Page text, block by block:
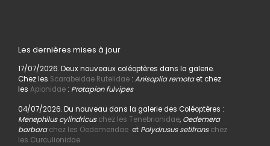
Les dernières mises à jour
17/07/2026. Deux nouveaux coléoptères dans la galerie.
Chez les Scarabeidae Rutelidae: Anisoplia remotaet chez
les Apionidae: Protapion fulvipes
04/07/2026. Du nouveau dans la galerie des Coléoptères :
Menephilus cylindricus chez les Tenebrionidae,Oedemera
barbara chez les Oedemeridaeet Polydrusus setifrons chez
les Curculionidae.